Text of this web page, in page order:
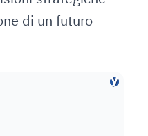
di un futuro